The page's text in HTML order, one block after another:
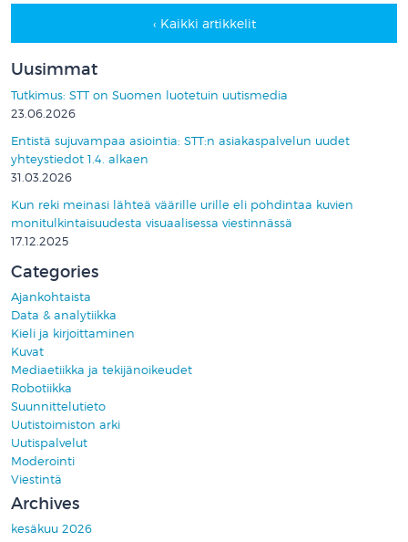
‹ Kaikki artikkelit
Uusimmat
Tutkimus: STT on Suomen luotetuin uutismedia
23.06.2026
Entistä sujuvampaa asiointia: STT:n asiakaspalvelun uudet
yhteystiedot 1.4. alkaen
31.03.2026
Kun reki meinasi lähteä väärille urille eli pohdintaa kuvien
monitulkintaisuudesta visuaalisessa viestinnässä
17.12.2025
Categories
Ajankohtaista
Data & analytiikka
Kieli ja kirjoittaminen
Kuvat
Mediaetiikka ja tekijänoikeudet
Robotiikka
Suunnittelutieto
Uutistoimiston arki
Uutispalvelut
Moderointi
Viestintä
Archives
kesäkuu 2026